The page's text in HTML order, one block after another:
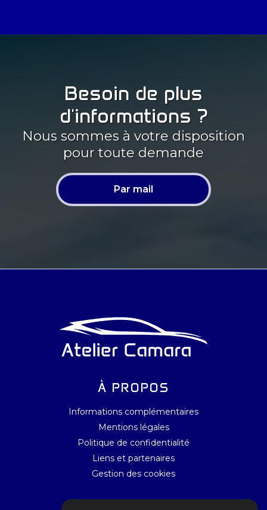
Besoin de plus
d'informations ?
Nous sommes à votre disposition
pour toute demande
Par mail
À PROPOS
Informations complémentaires
Mentions légales
Politique de confidentialité
Liens et partenaires
Gestion des cookies